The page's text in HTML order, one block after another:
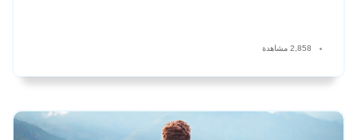
2,858 مشاهدة